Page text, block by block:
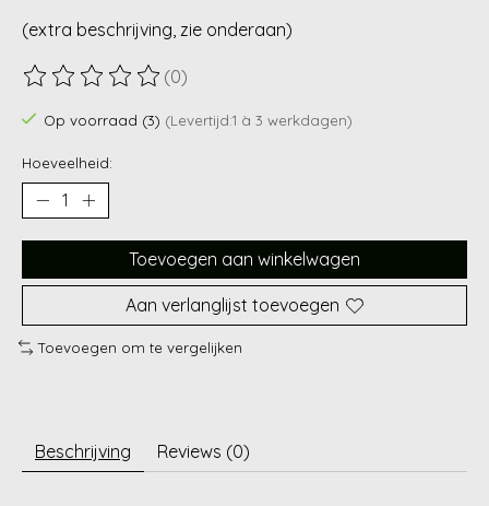
(extra beschrijving, zie onderaan)
De beoordeling van dit product is
(0)
Op voorraad (3) (Levertijd:1 à 3 werkdagen)
Hoeveelheid:
Toevoegen aan winkelwagen
Aan verlanglijst toevoegen
Toevoegen om te vergelijken
Beschrijving Reviews (0)